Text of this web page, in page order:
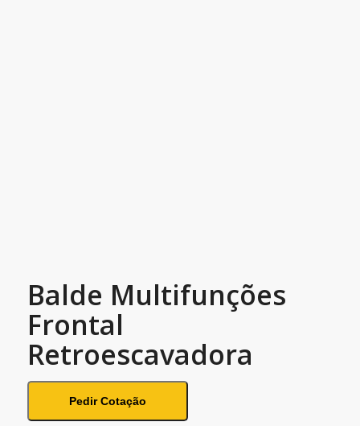
Balde Multifunções
Frontal
Retroescavadora
Pedir Cotação